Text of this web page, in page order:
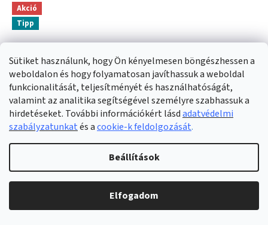
Sütiket használunk, hogy Ön kényelmesen böngészhessen a
weboldalon és hogy folyamatosan javíthassuk a weboldal
funkcionalitását, teljesítményét és használhatóságát,
valamint az analitika segítségével személyre szabhassuk a
hirdetéseket. További információkért lásdadatvédelmi
szabályzatunkatés acookie-k feldolgozását.
Beállítások
Elfogadom
Akció
Tipp
Horkolásgátló csomag